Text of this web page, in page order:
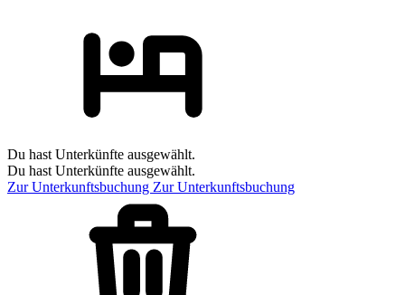
Du hast Unterkünfte ausgewählt.
Du hast Unterkünfte ausgewählt.
Zur Unterkunftsbuchung Zur Unterkunftsbuchung